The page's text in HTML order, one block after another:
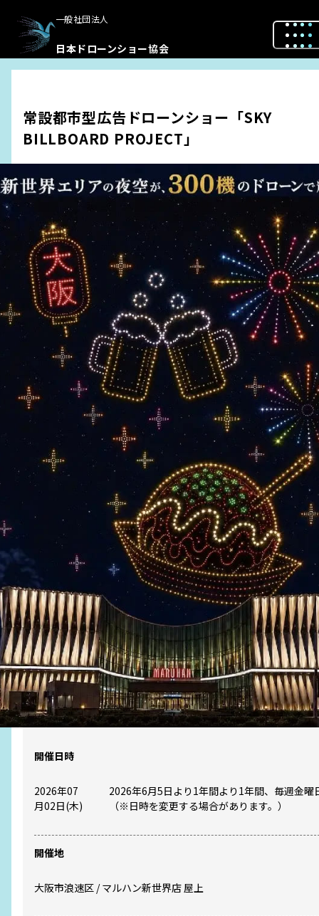
一般社団法人
日本ドローンショー協会
常設都市型広告ドローンショー「SKY
BILLBOARD PROJECT」
開催日時
2026年07
月02日(木)
2026年6月5日より1年間より1年間、毎週金曜
（※日時を変更する場合があります。）
開催地
大阪市浪速区 /マルハン新世界店 屋上